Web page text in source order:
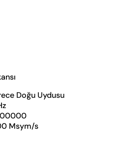
Doğu Uydusu
Msym/s